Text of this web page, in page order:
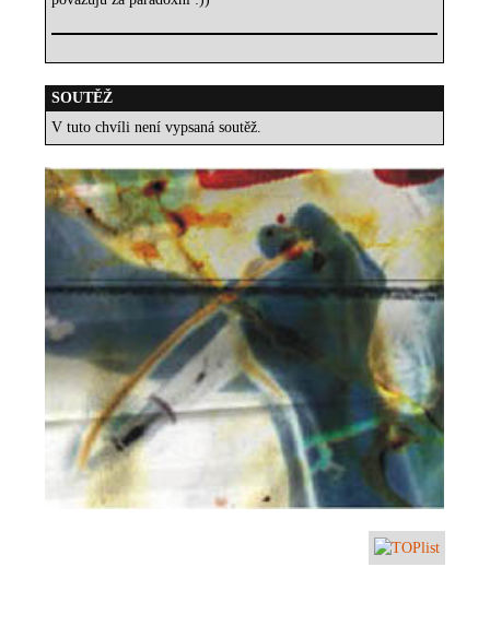
SOUTĚŽ
V tuto chvíli není vypsaná soutěž.